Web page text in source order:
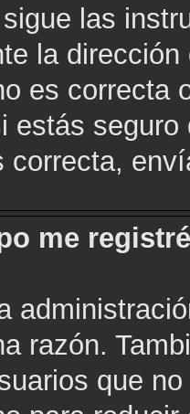
las
la
es correcta
estás
correcta,
me
razón.
que